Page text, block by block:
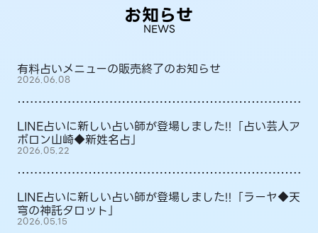
お知らせ
NEWS
有料占いメニューの販売終了のお知らせ
2026.06.08
LINE占いに新しい占い師が登場しました!!「占い芸人ア
ポロン山崎◆新姓名占」
2026.05.22
LINE占いに新しい占い師が登場しました!!「ラーヤ◆天
穹の神託タロット」
2026.05.15